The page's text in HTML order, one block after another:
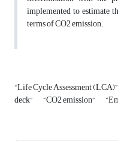
implemented to estimate
terms of CO2 emission.
“Life Cycle Assessment (LCA)”
deck” “CO2 emission”